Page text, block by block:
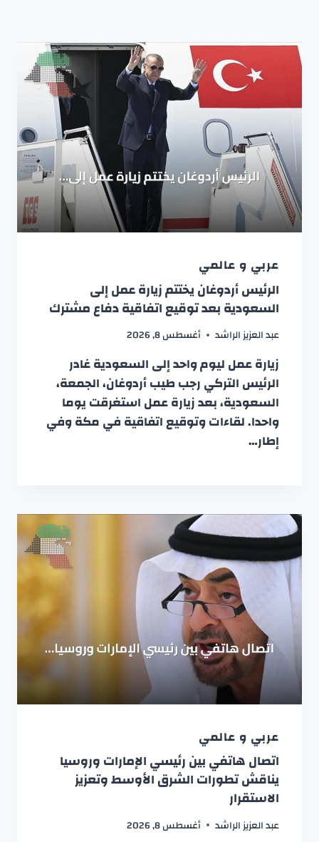
عربي و عالمي
الرئيس أردوغان يختتم زيارة عمل إلى
السعودية بعد توقيع اتفاقية دفاع مشترك
عبد العزيز الراشد أغسطس 8, 2026
زيارة عمل ليوم واحد إلى السعودية غادر
الرئيس التركي رجب طيب أردوغان، الجمعة،
السعودية، بعد زيارة عمل استغرقت يوما
واحدا. لقاءات وتوقيع اتفاقية في مكة وفي
إطار…
عربي و عالمي
اتصال هاتفي بين رئيسي الإمارات وروسيا
يناقش تطورات الشرق الأوسط وتعزيز
الاستقرار
عبد العزيز الراشد أغسطس 8, 2026